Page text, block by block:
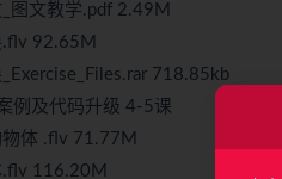
图文教学.pdf 2.49M
92.65M
718.85kb
例及代码升级 4-5课
体 .flv 71.77M
116.20M